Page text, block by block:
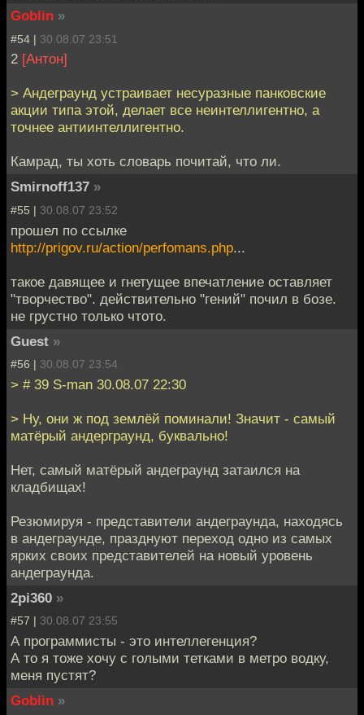
Goblin »
#54 | 30.08.07 23:51
2 [Антон]
> Андеграунд устраивает несуразные панковские
акции типа этой, делает все неинтеллигентно, а
точнее антиинтеллигентно.
Камрад, ты хоть словарь почитай, что ли.
Smirnoff137 »
#55 | 30.08.07 23:52
прошел по ссылке
http://prigov.ru/action/perfomans.php...
такое давящее и гнетущее впечатление оставляет
"творчество". действительно "гений" почил в бозе.
не грустно только чтото.
Guest »
#56 | 30.08.07 23:54
> # 39 S-man 30.08.07 22:30
> Ну, они ж под землёй поминали! Значит - самый
матёрый андерграунд, буквально!
Нет, самый матёрый андеграунд затаился на
кладбищах!
Резюмируя - представители андеграунда, находясь
в андеграунде, празднуют переход одно из самых
ярких своих представителей на новый уровень
андеграунда.
2pi360 »
#57 | 30.08.07 23:55
А программисты - это интеллегенция?
А то я тоже хочу с голыми тетками в метро водку,
меня пустят?
Goblin »